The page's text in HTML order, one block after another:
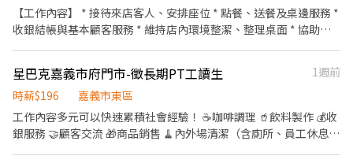
【工作內容】 * 接待來店客人、安排座位 * 點餐、送餐及桌邊服務 *
收銀結帳與基本顧客服務 * 維持店內環境整潔、整理桌面 * 協助餐
星巴克嘉義市府門市-徵長期PT工讀生
1週前
時薪$196
嘉義市東區
工作內容多元可以快速累積社會經驗！ ☕️咖啡調理 🥤飲料製作 💰收
銀服務 🤝顧客交流 🎁商品銷售 🧹內外場清潔（含廁所、員工休息